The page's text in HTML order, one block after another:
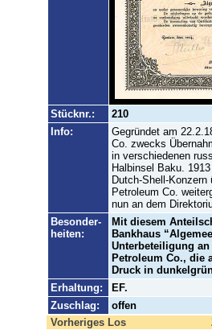
Stücknr.:
210
Info:
Gegründet am
Co. zwecks
in verschiedenen
Halbinsel Baku.
Dutch-Shell-
Petroleum Co.
nun an dem
Besonder-
heiten:
Mit diesem
Bankhaus
Unterbeteiligung
Petroleum Co., die
Druck in
Erhaltung:
EF.
Zuschlag:
offen
Vorheriges Los